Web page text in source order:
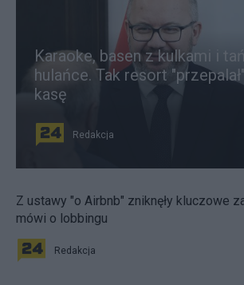
Karaoke, basen z kulkami i
hulańce. Tak resort
kasę
Redakcja
Z ustawy "o Airbnb" zniknęły kluczowe
mówi o lobbingu
Redakcja